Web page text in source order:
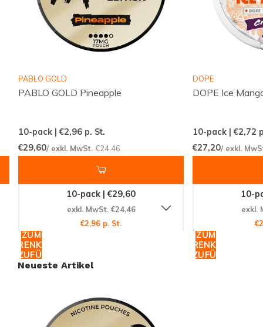
Einfaches und schnelles Bestellen über eine
klare Weboberfläche
Kompetenter Kundenservice, der für dich
Snussie.com legt Wert auf aktuelle Bestände,
sodass du stets weißt, woran du bist. Dank
regelmäßiger Lieferungen und einem professionell
von Snus und Nikotinbeuteln nicht nur einfach, sondern
auch angenehm und verlässlich. So schafft
Snussie.com einen vertrauenswürdigen Raum für alle,
die diskret und bewusst genießen möchten.
Entdecke das komplette Angebot auf Snussie.com
uns für Updates aufInstagram
online und erhalte deine Auswahl schnell und
PABLO GOLD
PABLO GOLD Pineapple
10-pack | €2,96p. St.
€29,60/ exkl. MwSt. €24,46
10-pack | €29,60
exkl. MwSt. €24,46
€2,96 p. St.
ZUM
WARENKORB
HINZUFÜGEN
DOPE
DOPE Ice
10-pack | €2,72
€27,20/ exkl.
10-
exkl.
ZUM
WARENKORB
HINZUFÜGEN
Neueste Artikel